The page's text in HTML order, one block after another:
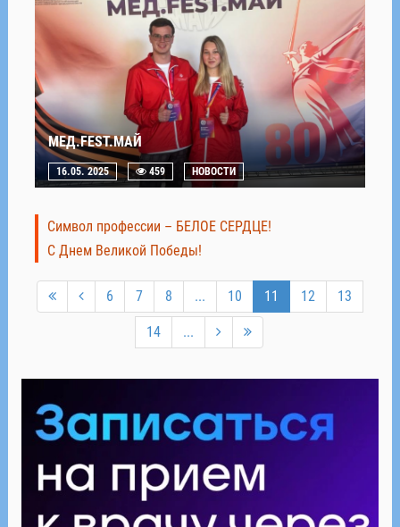
МЕД.FEST.МАЙ
16.05. 2025 459 НОВОСТИ
Символ профессии – БЕЛОЕ СЕРДЦЕ!
С Днем Великой Победы!
6 7 8 ... 10 11 12 13
14 ...